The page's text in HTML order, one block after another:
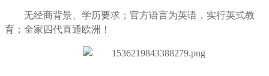
无经商背景、学历要求；官方语言为英语，实行英式教
育；全家四代直通欧洲！